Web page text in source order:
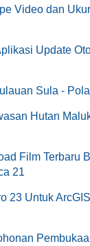
Video dan
Update
Sula -
Hutan
Film Terbaru
21
23 Untuk